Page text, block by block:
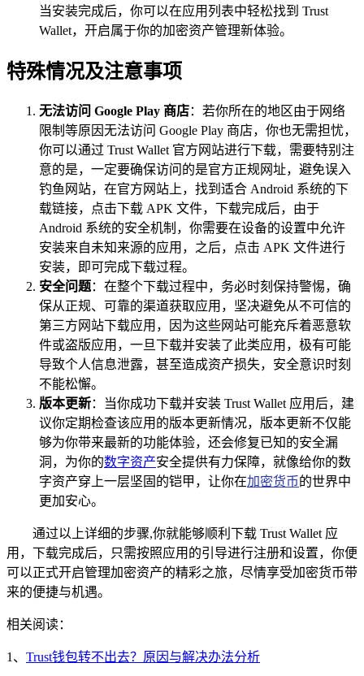
当安装完成后，你可以在应用列表中轻松找到 Trust
Wallet，开启属于你的加密资产管理新体验。
特殊情况及注意事项
无法访问 Google Play 商店：若你所在的地区由于网络
限制等原因无法访问 Google Play 商店，你也无需担忧，
你可以通过 Trust Wallet 官方网站进行下载，需要特别注
意的是，一定要确保访问的是官方正规网址，避免误入
钓鱼网站，在官方网站上，找到适合 Android 系统的下
载链接，点击下载 APK 文件，下载完成后，由于
Android 系统的安全机制，你需要在设备的设置中允许
安装来自未知来源的应用，之后，点击 APK 文件进行
安装，即可完成下载过程。
安全问题：在整个下载过程中，务必时刻保持警惕，确
保从正规、可靠的渠道获取应用，坚决避免从不可信的
第三方网站下载应用，因为这些网站可能充斥着恶意软
件或盗版应用，一旦下载并安装了此类应用，极有可能
导致个人信息泄露，甚至造成资产损失，安全意识时刻
不能松懈。
版本更新：当你成功下载并安装 Trust Wallet 应用后，建
议你定期检查该应用的版本更新情况，版本更新不仅能
够为你带来最新的功能体验，还会修复已知的安全漏
洞，为你的数字资产安全提供有力保障，就像给你的数
字资产穿上一层坚固的铠甲，让你在加密货币的世界中
更加安心。
通过以上详细的步骤,你就能够顺利下载 Trust Wallet 应
用，下载完成后，只需按照应用的引导进行注册和设置，你便
可以正式开启管理加密资产的精彩之旅，尽情享受加密货币带
来的便捷与机遇。
相关阅读：
1、 Trust钱包转不出去？原因与解决办法分析